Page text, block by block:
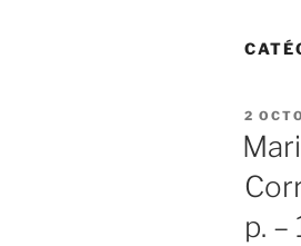
PUBLIÉ
LE
2
p. –